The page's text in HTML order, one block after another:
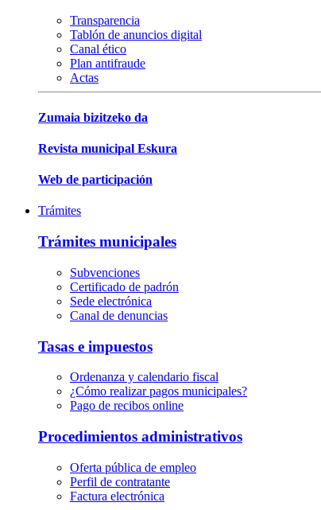
Transparencia
Tablón de anuncios digital
Canal ético
Plan antifraude
Actas
Zumaia bizitzeko da
Revista municipal Eskura
Web de participación
Trámites
Trámites municipales
Subvenciones
Certificado de padrón
Sede electrónica
Canal de denuncias
Tasas e impuestos
Ordenanza y calendario fiscal
¿Cómo realizar pagos municipales?
Pago de recibos online
Procedimientos administrativos
Oferta pública de empleo
Perfil de contratante
Factura electrónica